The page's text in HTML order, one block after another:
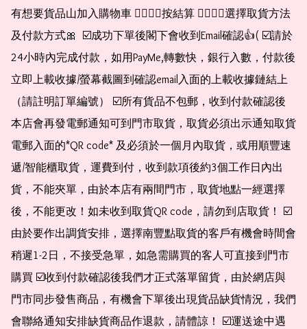
有想要貨品山加入購物車 👉🏻👉🏻按結算 👉🏻👉🏻選擇取貨方法
及付款方式🎀  ☑️成功下單後閣下會收到Email確認👍( ☑️請於
24小時內完成付款，如用PayMe,轉數快，銀行入數，付款後
立即上載收據/螢幕截圖到確認email入面的上載收據鏈結上
（請註明訂單編號） ☑️所有貨品不包郵，收到付款確認後
本店會再發電郵通知可到門市取貨，取貨必須出示通知取貨
電郵入面的*QR code* 及必須於一個月內取貨，或用順豐速
遞/智能櫃取貨，運費到付，收到款項後約3個工作日內出
貨，不能夾單，由於本店有兩間門市，取貨地點一經選擇
後，不能更改！如未收到取貨QR code，請勿到店取貨！ ☑️
由於要作出調貨安排，選擇南豐點取貨的客戶有機會時間會
稍遲1-2日，不接受急單，如急需購買的客人可直接到門市
購買 ☑️收到付款確認後我們才正式落單留貨，由於網店與
門市同步發售商品，有機會下單後出現貨品缺貨情況，我們
會聯絡通知安排缺貨商品作退款，請體諒！ ☑️運送途中遇